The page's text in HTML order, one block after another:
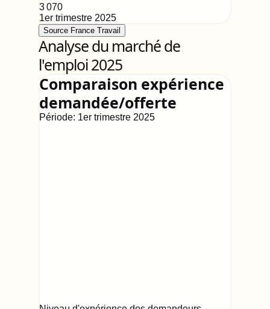
3 070
1er trimestre 2025
Source France Travail
Analyse du marché de
l'emploi 2025
Comparaison expérience
demandée/offerte
Période: 1er trimestre 2025